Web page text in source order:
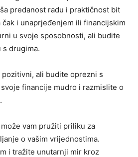
predanost radu i praktičnost bit
čak i unaprjeđenjem ili financijskim
u svoje sposobnosti, ali budite
s drugima.
ali budite oprezni s
financije mudro i razmislite o
vam pružiti priliku za
o vašim vrijednostima.
i tražite unutarnji mir kroz